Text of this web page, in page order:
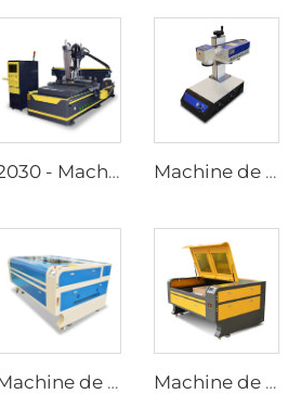
2030 - Machine de découpe CNC Atc (Atc Linéaire) Machine de marquage au laser UV de bureau
Machine de Gravure et Découpe Laser 1610 Machine de gravure et de découpe au laser 1310